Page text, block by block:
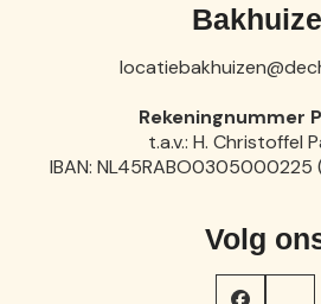
Rekeningnummer
t.a.v.: H. Christoffel
IBAN: NL45RABO0305000225
Volg